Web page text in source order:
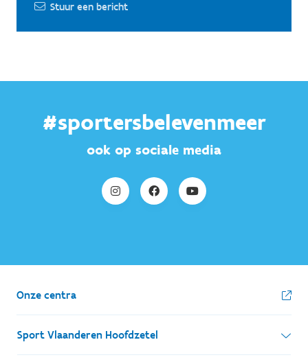
Stuur een bericht
#sportersbelevenmeer
ook op sociale media
Onze centra
Sport Vlaanderen Hoofdzetel